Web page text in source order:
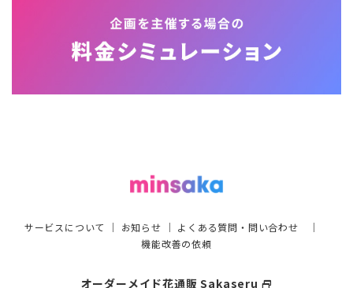
サービスについて ｜ お知らせ ｜ よくある質問・問い合わせ ｜
機能改善の依頼
オーダーメイド花通販 Sakaseru select_window